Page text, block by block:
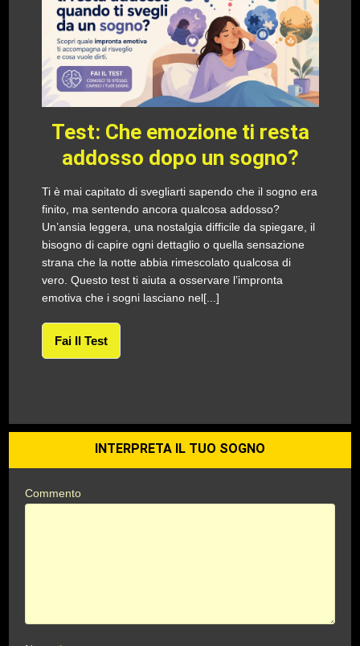
Test: Che emozione ti resta
addosso dopo un sogno?
Ti è mai capitato di svegliarti sapendo che il sogno era
finito, ma sentendo ancora qualcosa addosso?
Un’ansia leggera, una nostalgia difficile da spiegare, il
bisogno di capire ogni dettaglio o quella sensazione
strana che la notte abbia rimescolato qualcosa di
vero. Questo test ti aiuta a osservare l’impronta
emotiva che i sogni lasciano nel[...]
Fai Il Test
INTERPRETA IL TUO SOGNO
Commento